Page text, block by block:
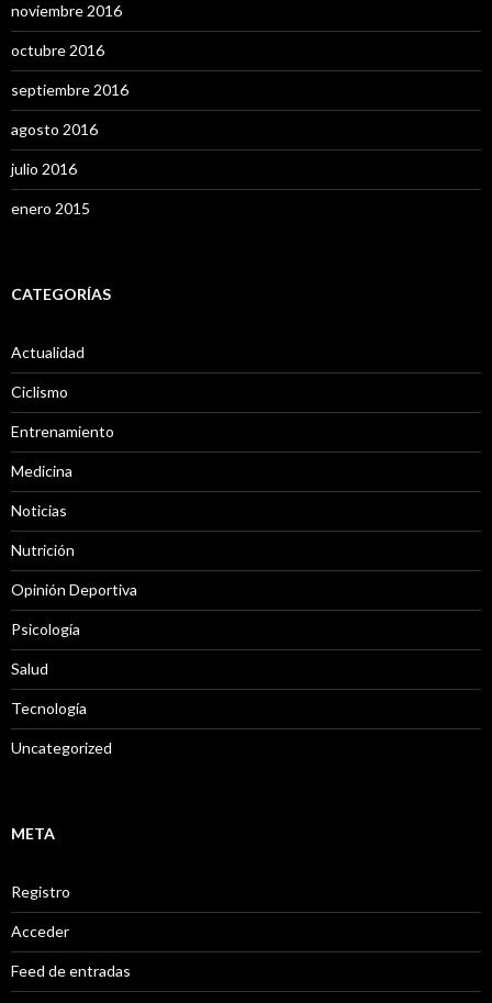
noviembre 2016
octubre 2016
septiembre 2016
agosto 2016
julio 2016
enero 2015
CATEGORÍAS
Actualidad
Ciclismo
Entrenamiento
Medicina
Noticias
Nutrición
Opinión Deportiva
Psicología
Salud
Tecnología
Uncategorized
META
Registro
Acceder
Feed de entradas